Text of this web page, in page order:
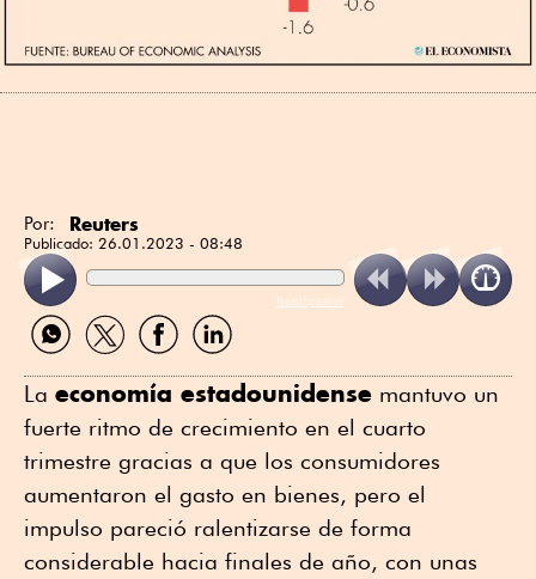
Por: Reuters
Publicado: 26.01.2023 - 08:48
ReadSpeaker
Compartir
por
Compartir
por
Compartir
por
Compartir
por
La economía estadounidense mantuvo un
fuerte ritmo de crecimiento en el cuarto
trimestre gracias a que los consumidores
aumentaron el gasto en bienes, pero el
impulso pareció ralentizarse de forma
considerable hacia finales de año, con unas